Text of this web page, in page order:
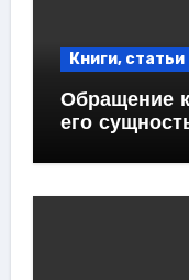
Книги, статьи
Обращение
его